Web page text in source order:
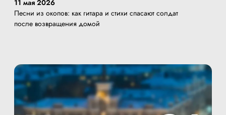
11 мая 2026
Песни из окопов: как гитара и стихи спасают солдат
после возвращения домой